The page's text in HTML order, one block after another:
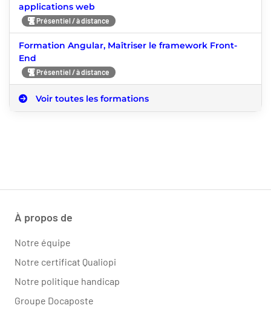
applications web
Présentiel / à distance
Formation Angular, Maîtriser le framework Front-
End
Présentiel / à distance
Voir toutes les formations
À propos de
Notre équipe
Notre certificat Qualiopi
Notre politique handicap
Groupe Docaposte